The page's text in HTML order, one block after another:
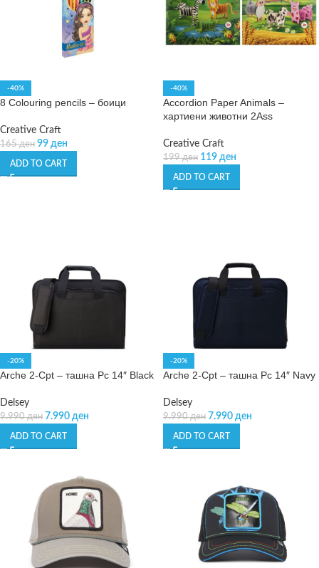
-40%
8 Colouring pencils – боици
Creative Craft
165ден 99 ден
ADD TO CART
-40%
Accordion Paper Animals –
хартиени животни 2Ass
Creative Craft
199ден 119 ден
ADD TO CART
-20%
Arche 2-Cpt – ташна Pc 14″ Black
Delsey
9.990ден 7.990 ден
ADD TO CART
-20%
Arche 2-Cpt – ташна Pc 14″ Navy
Delsey
9.990ден 7.990 ден
ADD TO CART